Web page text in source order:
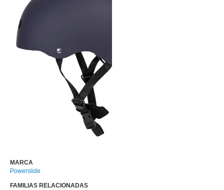
MARCA
Powerslide
FAMILIAS RELACIONADAS